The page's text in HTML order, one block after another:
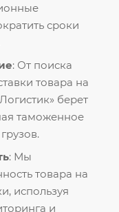
сроки
: От поиска
товара на
берет
таможенное
: Мы
товара на
используя
и